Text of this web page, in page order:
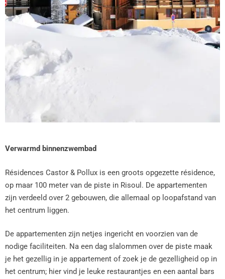
Verwarmd binnenzwembad
Résidences Castor & Pollux is een groots opgezette résidence,
op maar 100 meter van de piste in Risoul. De appartementen
zijn verdeeld over 2 gebouwen, die allemaal op loopafstand van
het centrum liggen.
De appartementen zijn netjes ingericht en voorzien van de
nodige faciliteiten. Na een dag slalommen over de piste maak
je het gezellig in je appartement of zoek je de gezelligheid op in
het centrum; hier vind je leuke restaurantjes en een aantal bars